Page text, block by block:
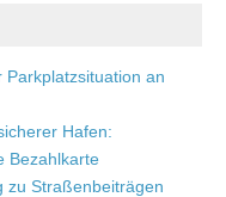
Parkplatzsituation an
Hafen:
Bezahlkarte
zu Straßenbeiträgen